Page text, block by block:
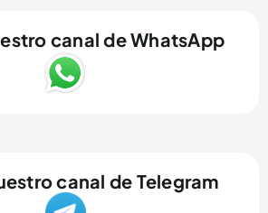
canal de WhatsApp
canal de Telegram